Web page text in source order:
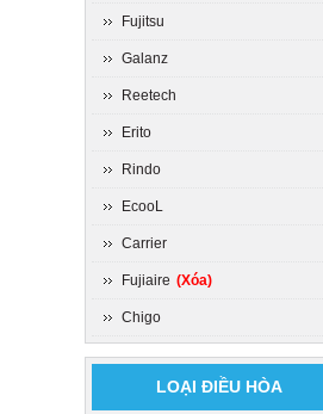
Fujitsu
Galanz
Reetech
Erito
Rindo
EcooL
Carrier
Fujiaire (Xóa)
Chigo
LOẠI ĐIỀU HÒA